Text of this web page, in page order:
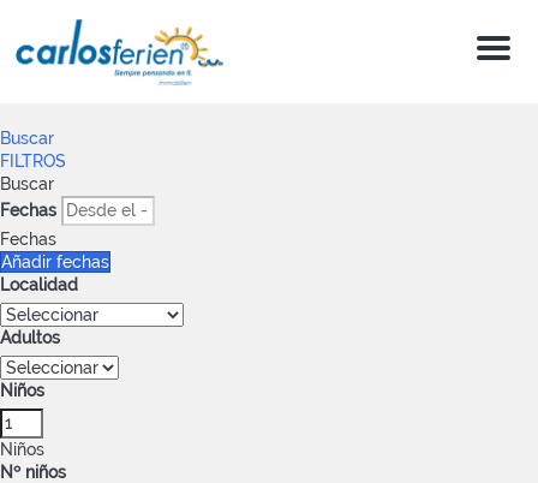
Menu
Buscar
FILTROS
Buscar
Fechas
Fechas
Añadir fechas
Localidad
Adultos
Niños
Niños
Nº niños